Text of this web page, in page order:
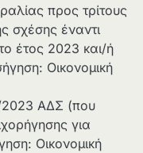
προς τρίτους
σχέσης έναντι
έτος 2023 και/ή
Οικονομική
2023 ΑΔΣ (που
για
Οικονομική